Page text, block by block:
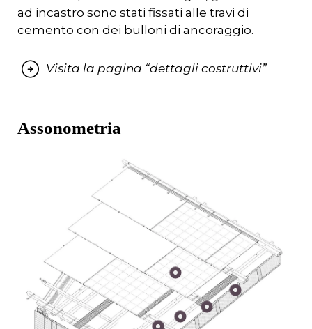
ad incastro sono stati fissati alle travi di
cemento con dei bulloni di ancoraggio.
Visita la pagina “dettagli costruttivi”
Assonometria